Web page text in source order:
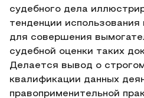
судебного дела
тенденции
для совершения
судебной оценки таких
Делается вывод о
квалификации данных
правоприменительной